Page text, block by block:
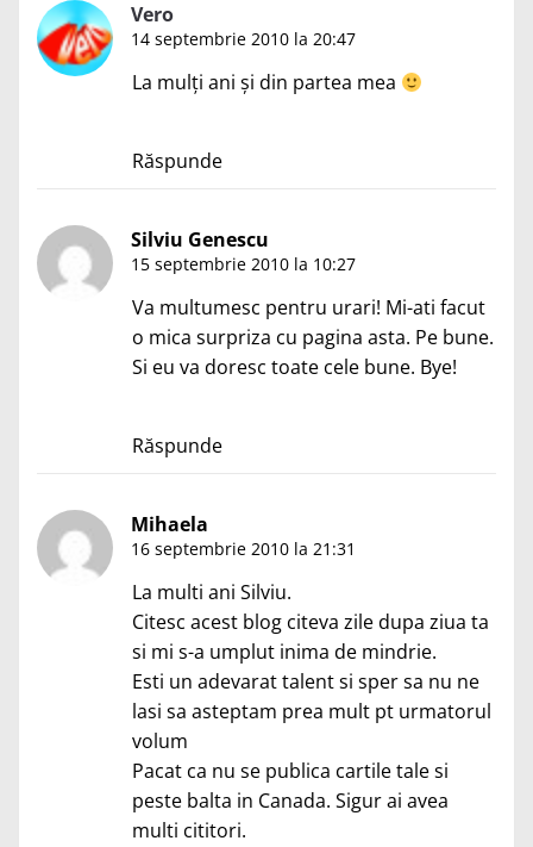
Vero
14 septembrie 2010 la 20:47
La mulţi ani şi din partea mea
Răspunde
Silviu Genescu
15 septembrie 2010 la 10:27
Va multumesc pentru urari! Mi-ati facut
o mica surpriza cu pagina asta. Pe bune.
Si eu va doresc toate cele bune. Bye!
Răspunde
Mihaela
16 septembrie 2010 la 21:31
La multi ani Silviu.
Citesc acest blog citeva zile dupa ziua ta
si mi s-a umplut inima de mindrie.
Esti un adevarat talent si sper sa nu ne
lasi sa asteptam prea mult pt urmatorul
volum
Pacat ca nu se publica cartile tale si
peste balta in Canada. Sigur ai avea
multi cititori.